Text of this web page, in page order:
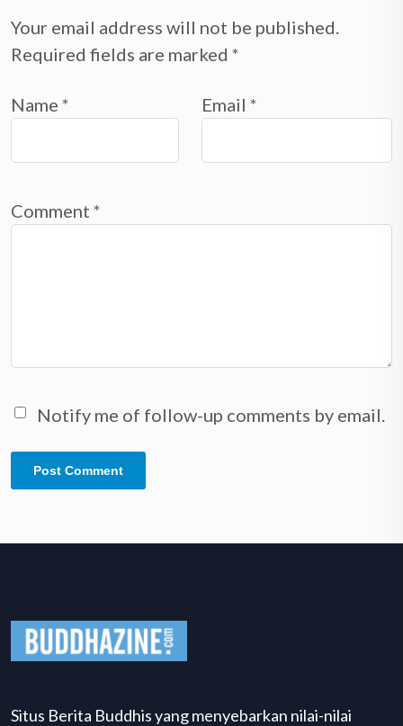
Your email address will not be published.
Required fields are marked *
Name * Email *
Comment *
Notify me of follow-up comments by email.
Situs Berita Buddhis yang menyebarkan nilai-nilai